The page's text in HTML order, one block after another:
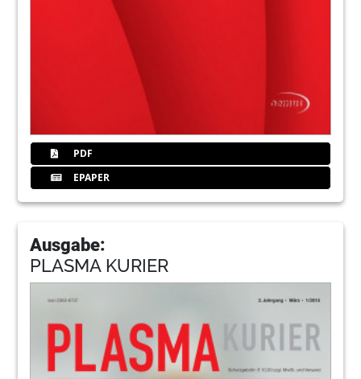
PDF
EPAPER
Ausgabe:
PLASMA KURIER